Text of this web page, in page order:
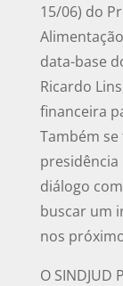
15/06) do
data-base
Ricardo
financeira
Também
diálogo
buscar um
nos
O